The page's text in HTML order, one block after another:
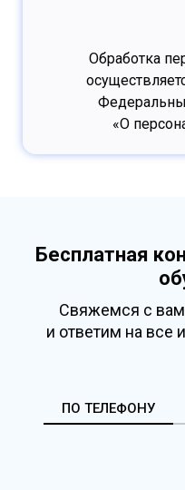
Обработка
«О
Бесплатная
Свяжемся с
и ответим на все
ПО ТЕЛЕФОНУ